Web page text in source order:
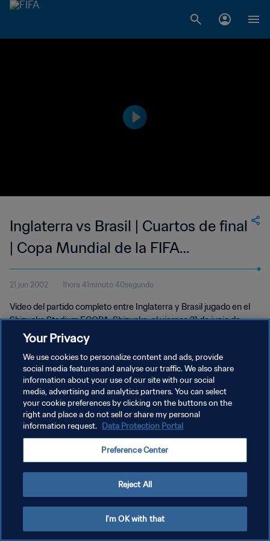
Inglaterra vs Brasil | Cuartos de final
| Copa Mundial de la FIFA
Corea/Japón 2002™ | Partido
completo
21 jun 2002 1hora 41minuto 40segundo
Vídeo del partido completo entre Inglaterra y Brasil jugado en el
Shizuoka Stadium ECOPA, Shizuoka, el viernes 21 de junio de
2002.
POLÍTICA DE PRIVACIDAD
TÉRMINOS DE SERVICIO
AJUSTAR LA CONFIGURACIÓN DE LAS COOKIES
Your Privacy
We use cookies to personalize content and ads, provide
social media features and analyse our traffic. We also share
information about your use of our site with our social
media, advertising and analytics partners. You can select
your cookie preferences by clicking on the buttons on the
right and place a do not sell or share my personal
information request. Data Protection Portal
Preference Center
Reject All
I'm OK with that